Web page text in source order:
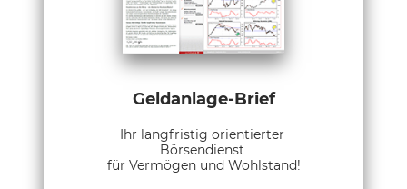
Geldanlage-Brief
Ihr langfristig orientierter
Börsendienst
für Vermögen und Wohlstand!